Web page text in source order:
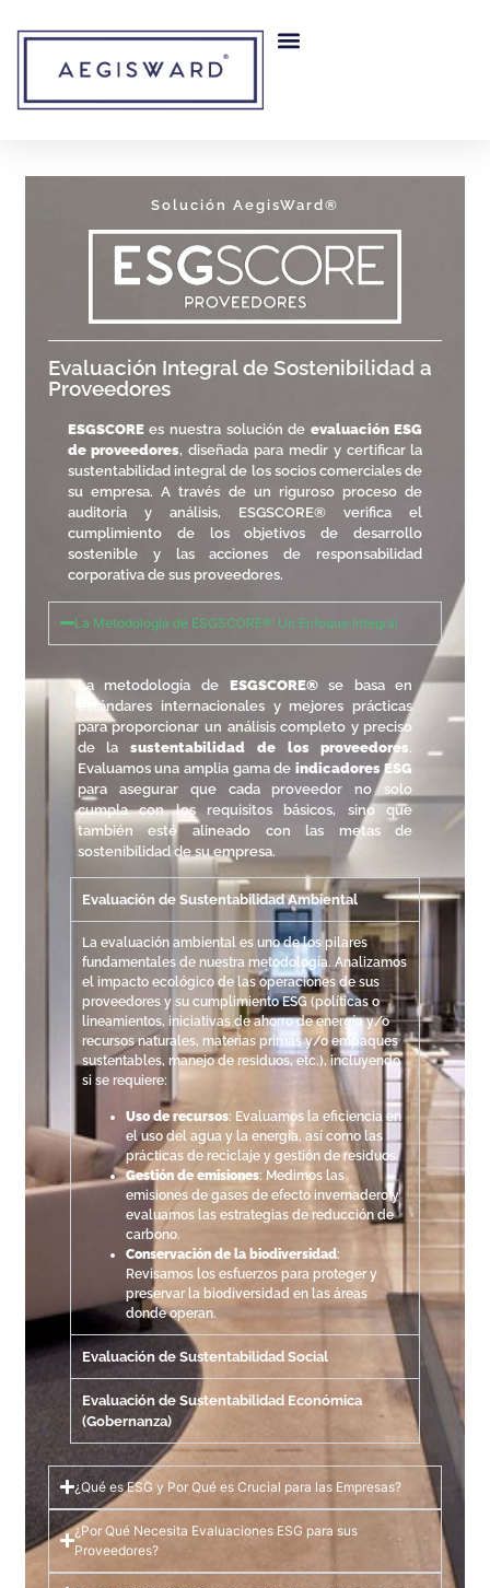
Solución AegisWard®
Evaluación Integral de Sostenibilidad a
Proveedores
ESGSCOREes nuestra solución de evaluación ESG
de proveedores, diseñada para medir y certificar la
sustentabilidad integral de los socios comerciales de
su empresa. A través de un riguroso proceso de
auditoría y análisis, ESGSCORE® verifica el
cumplimiento de los objetivos de desarrollo
sostenible y las acciones de responsabilidad
corporativa de sus proveedores.
La Metodología de ESGSCORE®: Un Enfoque Integral
La metodología de ESGSCORE®se basa en
estándares internacionales y mejores prácticas
para proporcionar un análisis completo y preciso
de lasustentabilidad de los proveedores.
Evaluamos una amplia gama de indicadores ESG
para asegurar que cada proveedor no solo
cumpla con los requisitos básicos, sino que
también esté alineado con las metas de
sostenibilidad de su empresa.
Evaluación de Sustentabilidad Ambiental
La evaluación ambiental es uno de los pilares
fundamentales de nuestra metodología. Analizamos
el impacto ecológico de las operaciones de sus
proveedores y su cumplimiento ESG (políticas o
lineamientos, iniciativas de ahorro de energía y/o
recursos naturales, materias primas y/o empaques
sustentables, manejo de residuos, etc.), incluyendo
si se requiere:
Uso de recursos: Evaluamos la eficiencia en
el uso del agua y la energía, así como las
prácticas de reciclaje y gestión de residuos.
Gestión de emisiones: Medimos las
emisiones de gases de efecto invernadero y
evaluamos las estrategias de reducción de
carbono.
Conservación de la biodiversidad:
Revisamos los esfuerzos para proteger y
preservar la biodiversidad en las áreas
donde operan.
Evaluación de Sustentabilidad Social
Evaluación de Sustentabilidad Económica
(Gobernanza)
¿Qué es ESG y Por Qué es Crucial para las Empresas?
¿Por Qué Necesita Evaluaciones ESG para sus
Proveedores?